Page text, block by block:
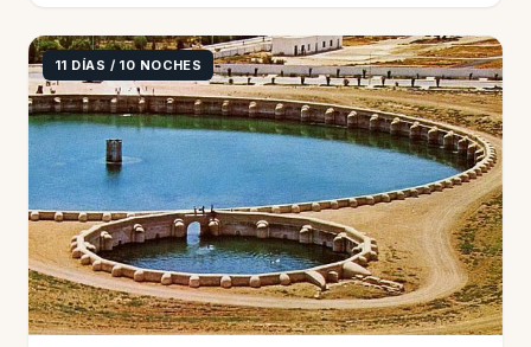
11 DÍAS / 10 NOCHES